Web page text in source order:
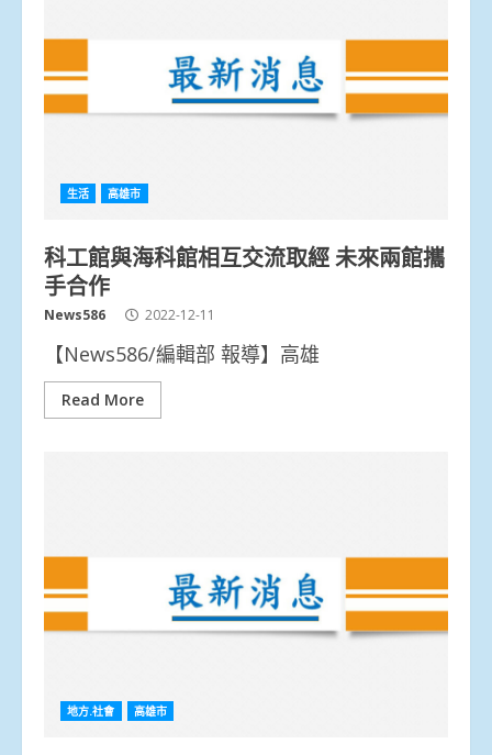
生活 高雄市
科工館與海科館相互交流取經 未來兩館攜
手合作
News586 2022-12-11
【News586/編輯部 報導】高雄
Read More
地方.社會 高雄市